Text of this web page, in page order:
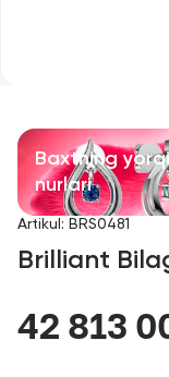
Aksessuarlar
Barcha
Biz haqimizda
Do'kon
Baxtning
nurlari
Artikul : BRS0481
Brilliant
42 813